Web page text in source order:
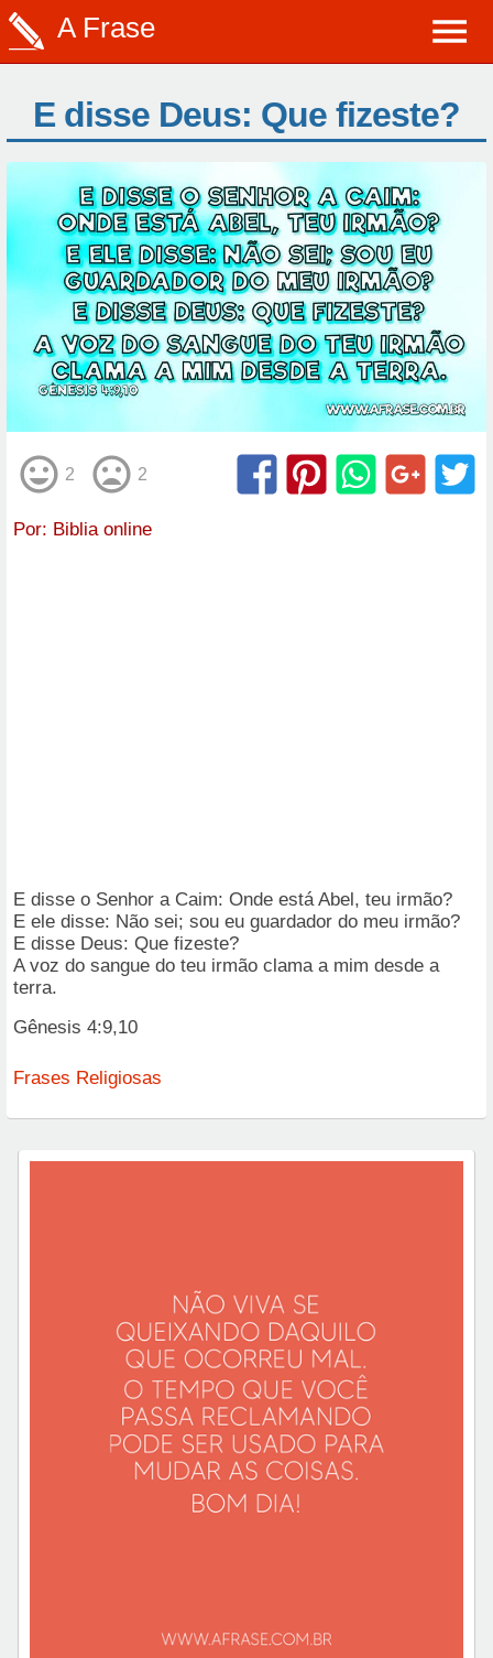
A Frase
E disse Deus: Que fizeste?
2 2
Por: Biblia online
E disse o Senhor a Caim: Onde está Abel, teu irmão?
E ele disse: Não sei; sou eu guardador do meu irmão?
E disse Deus: Que fizeste?
A voz do sangue do teu irmão clama a mim desde a
terra.
Gênesis 4:9,10
Frases Religiosas